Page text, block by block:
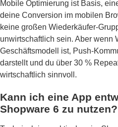
Mobile Optimierung ist Basis,
deine Conversion im mobilen
keine großen Wiederkäufer-
unwirtschaftlich sein. Aber wenn
Geschäftsmodell ist, Push-
darstellt und du über 30 %
wirtschaftlich sinnvoll.
Kann ich eine App
Shopware 6 zu nutzen?